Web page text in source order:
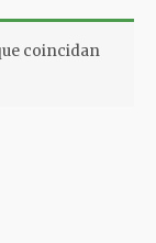
coincidan